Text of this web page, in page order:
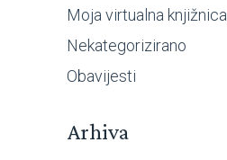
Moja virtualna knjižnica
Nekategorizirano
Obavijesti
Arhiva